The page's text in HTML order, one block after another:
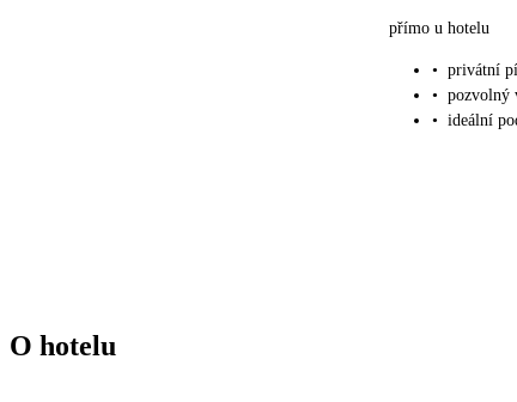
přímo u hotelu
• privátní
• pozvolný
• ideální
O hotelu